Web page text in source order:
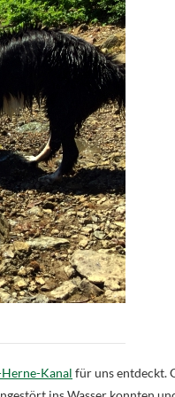
Kanal für uns entdeckt.